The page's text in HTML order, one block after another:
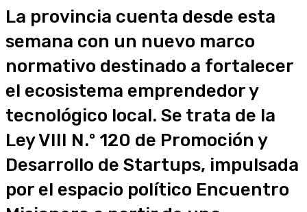
La provincia cuenta desde esta
semana con un nuevo marco
normativo destinado a fortalecer
el ecosistema emprendedor y
tecnológico local. Se trata de la
Ley VIII N.º 120 de Promoción y
Desarrollo de Startups, impulsada
por el espacio político Encuentro